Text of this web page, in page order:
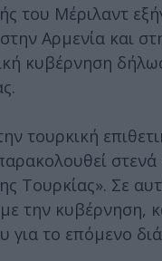
του Μέριλαντ
Αρμενία και
κυβέρνηση
τουρκική
Τουρκίας». Σε
με την κυβέρνηση,
για το επόμενο